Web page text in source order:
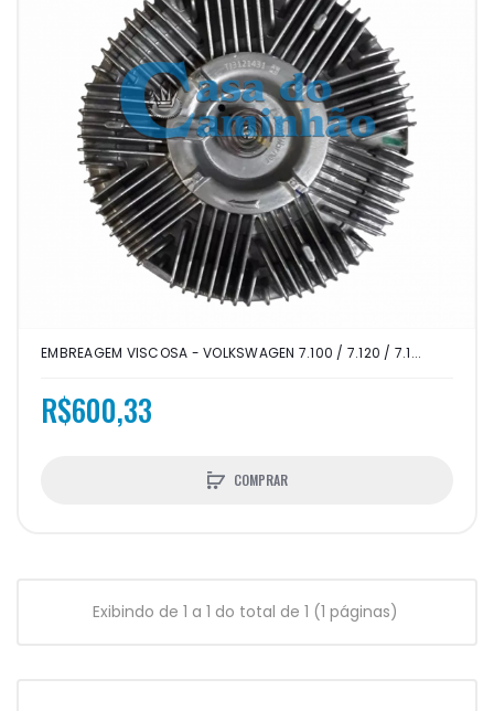
EMBREAGEM VISCOSA - VOLKSWAGEN 7.100 / 7.120 / 7.1...
R$600,33
COMPRAR
Exibindo de 1 a 1 do total de 1 (1 páginas)